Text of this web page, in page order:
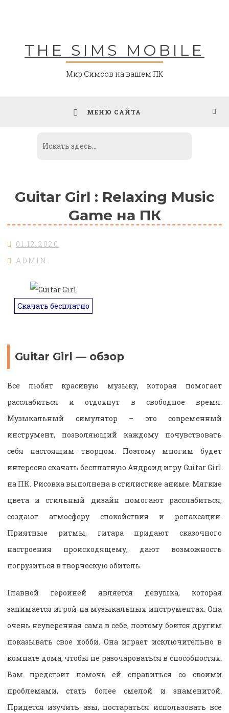
THE SIMS MOBILE
Мир Симсов на вашем ПК
МЕНЮ САЙТА
Guitar Girl : Relaxing Music
Game на ПК
01.12.2020
ADMIN
Скачать бесплатно
Guitar Girl — обзор
Все любят красивую музыку, которая помогает
расслабиться и отдохнут в свободное время.
Музыкальный симулятор – это современный
инструмент, позволяющий каждому почувствовать
себя настоящим творцом. Поэтому многим будет
интересно скачать бесплатную Андроид игру Guitar Girl
на ПК. Рисовка выполнена в стилистике аниме. Мягкие
цвета и стильный дизайн помогают расслабиться,
создают атмосферу спокойствия и релаксации.
Приятные ритмы, гитара придают сказочного
настроения происходящему, дают возможность
погрузиться в творческую обитель.
Главной героиней является девушка, которая
занимается игрой на музыкальных инструментах. Она
очень неуверенная сама в себе, поэтому боится другим
показывать свое хобби. Она играет исключительно в
комнате дома, чтобы не разочароваться в способностях.
Вам предстоит помочь ей справиться со своими
проблемами, стать более смелой и знаменитой.
Придется изучить азы, постараться использовать все